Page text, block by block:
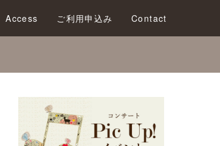
Access ご利用申込み Contact